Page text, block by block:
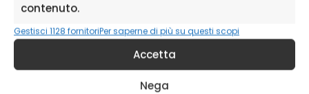
contenuto.
Gestisci 1128 fornitoriPer saperne di più su questi scopi
Accetta
Nega
Fai clic su "Accetto" per abilitare
Youtube
Cookie Policy